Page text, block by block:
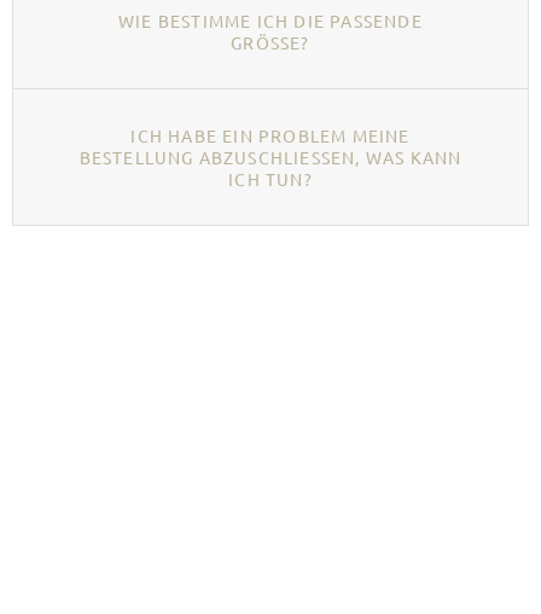
WIE BESTIMME ICH DIE PASSENDE
GRÖSSE?
ICH HABE EIN PROBLEM MEINE
BESTELLUNG ABZUSCHLIESSEN, WAS KANN I
CH TUN?